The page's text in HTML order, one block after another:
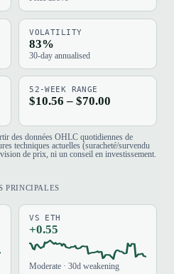
VOLATILITY
83%
30-day annualised
52-WEEK RANGE
$10.56 – $70.00
des données OHLC quotidiennes de
techniques actuelles (suracheté/survendu
de prix, ni un conseil en investissement.
PRINCIPALES
VS ETH
+0.55
Moderate · 30d weakening